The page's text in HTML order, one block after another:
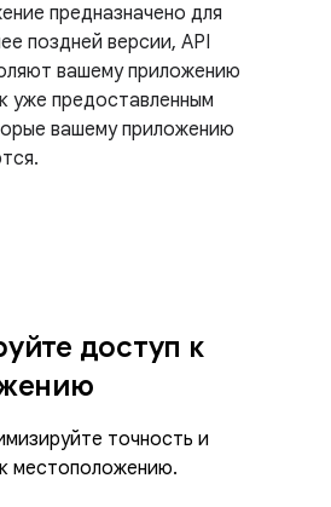
предназначено для
поздней версии, API
вашему приложению
уже предоставленным
вашему приложению
доступ к
точность и
местоположению.